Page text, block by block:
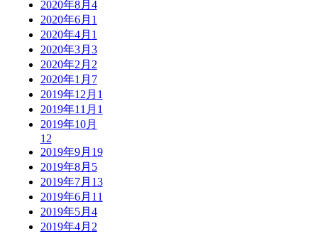
2020年8月 4
2020年6月 1
2020年4月 1
2020年3月 3
2020年2月 2
2020年1月 7
2019年12月 1
2019年11月 1
2019年10月
12
2019年9月 19
2019年8月 5
2019年7月 13
2019年6月 11
2019年5月 4
2019年4月 2